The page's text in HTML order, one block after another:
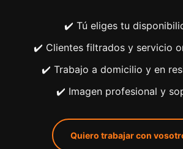
✔️ Tú eliges tu
✔️ Clientes filtrados y servicio
✔️ Trabajo a domicilio y en
✔️ Imagen profesional y
Quiero trabajar con